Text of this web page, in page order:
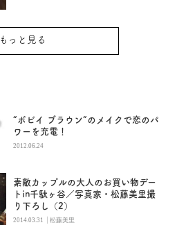
もっと見る
“ボビイ ブラウン”のメイクで恋のパ
ワーを充電！
2012.06.24
素敵カップルの大人のお買い物デー
トin千駄ヶ谷／写真家・松藤美里撮
り下ろし（2）
2014.03.31 |松藤美里